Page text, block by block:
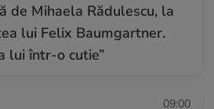
de Mihaela Rădulescu, la
lui Felix Baumgartner.
lui într-o cutie”
09:00